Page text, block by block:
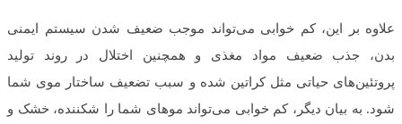
علاوه بر این، کم خوابی می‌تواند موجب ضعیف شدن سیستم ایمنی
بدن، جذب ضعیف مواد مغذی و همچنین اختلال در روند تولید
پروتئین‌های حیاتی مثل کراتین شده و سبب تضعیف ساختار موی شما
شود. به بیان دیگر، کم خوابی می‌تواند موهای شما را شکننده، خشک و